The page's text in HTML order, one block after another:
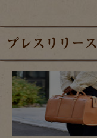
プレスリリース